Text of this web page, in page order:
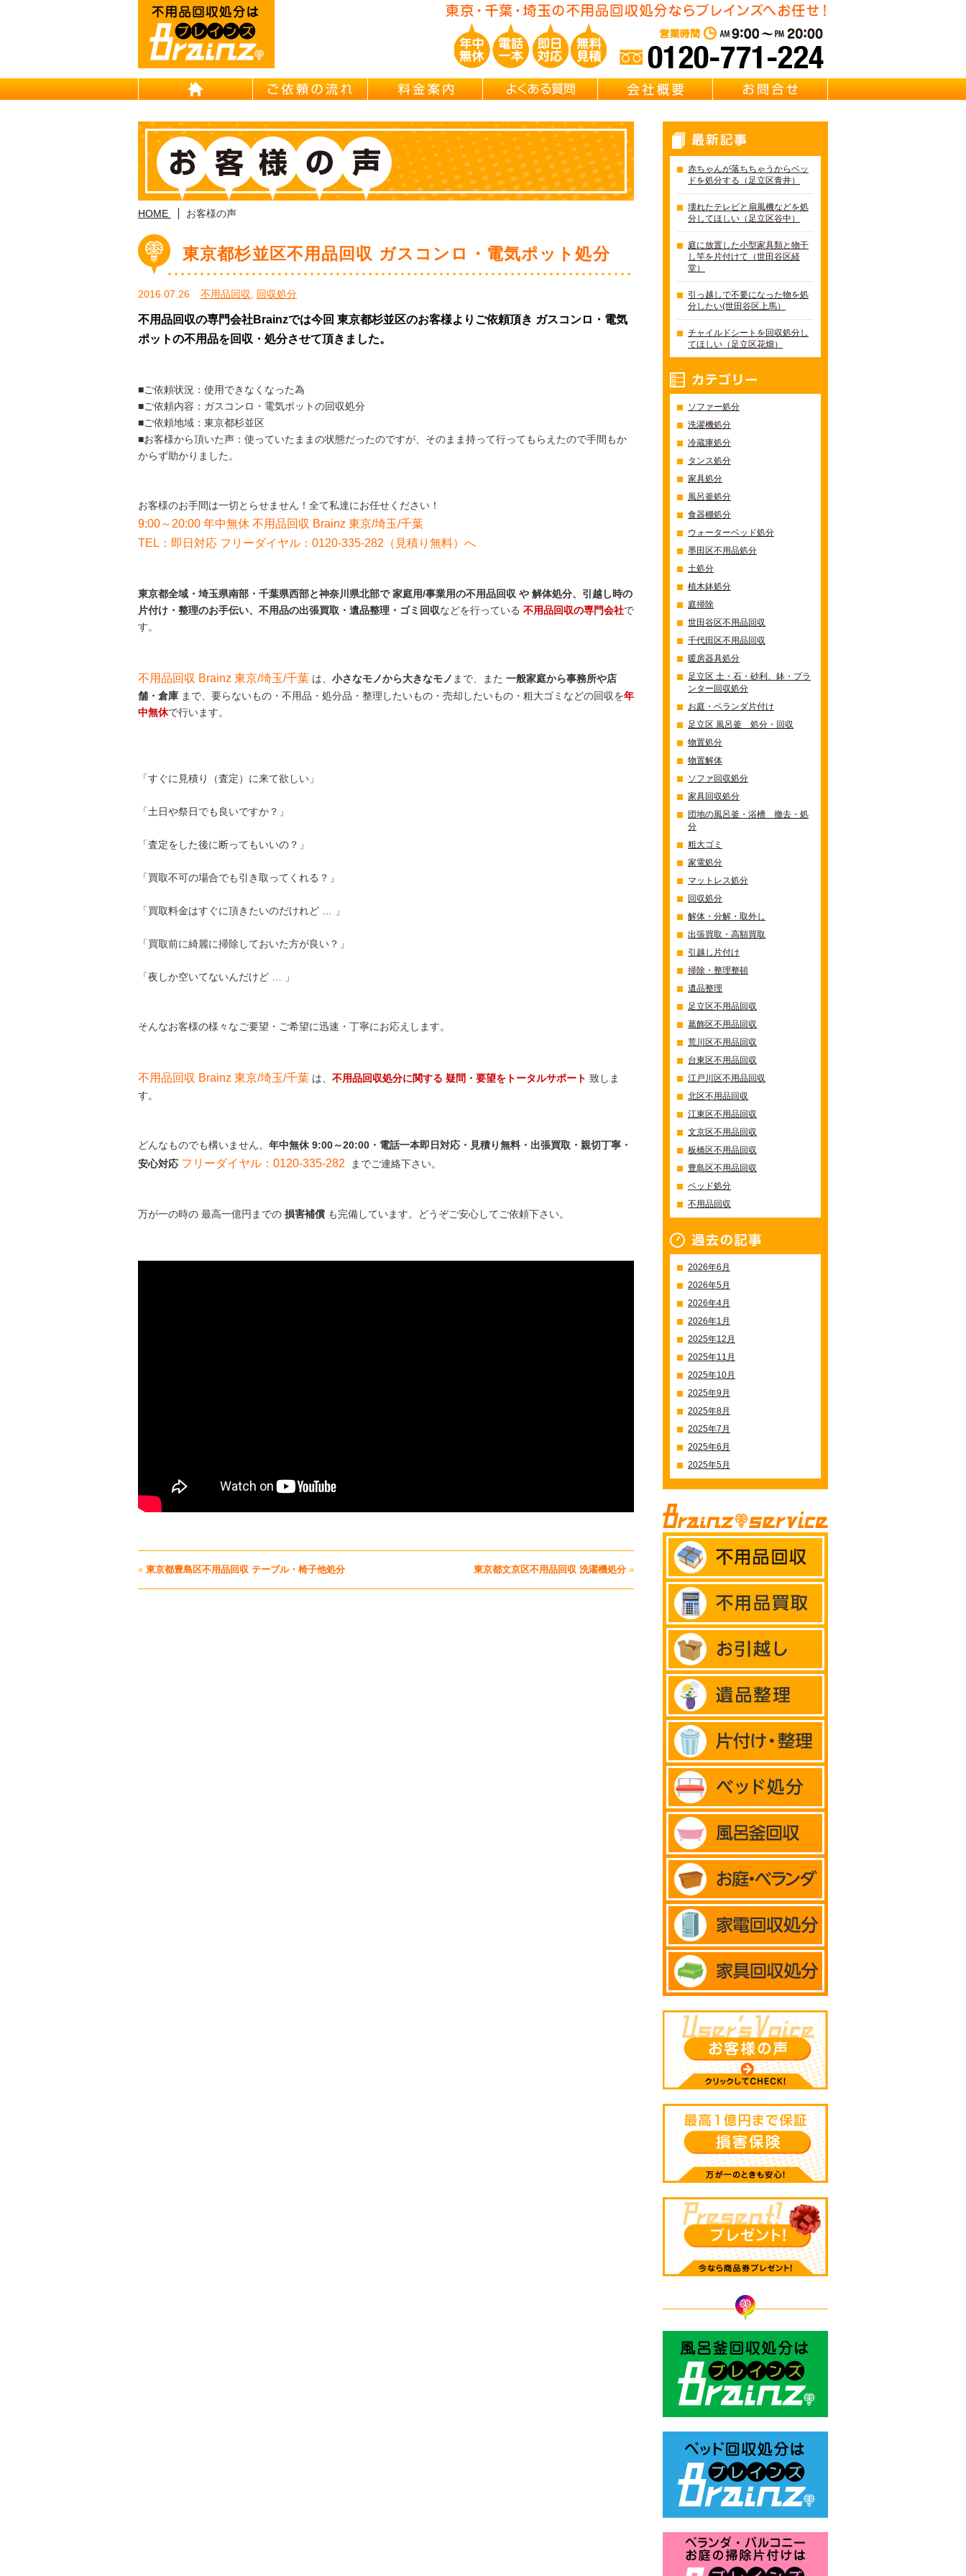
HOME ご依頼の流れ 料金案内 よくある質問 会社概要
HOME お客様の声
東京都杉並区不用品回収 ガスコンロ・電気ポット処分
2016.07.26 不用品回収 回収処分
不用品回収の専門会社Brainzでは今回 東京都杉並区のお客様よりご依頼頂き ガスコンロ・電気
ポットの不用品を回収・処分させて頂きました。
■ご依頼状況：使用できなくなった為
■ご依頼内容：ガスコンロ・電気ポットの回収処分
■ご依頼地域：東京都杉並区
■お客様から頂いた声：使っていたままの状態だったのですが、そのまま持って行ってもらえたので手間もか
からず助かりました。
お客様のお手間は一切とらせません！全て私達にお任せください！
9:00～20:00 年中無休 不用品回収 Brainz 東京/埼玉/千葉
TEL：即日対応 フリーダイヤル：0120-335-282（見積り無料） へ
東京都全域・埼玉県南部・千葉県西部と神奈川県北部で 家庭用/事業用の不用品回収 や 解体処分、引越し時の
片付け・整理のお手伝い、不用品の出張買取・遺品整理・ゴミ回収などを行っている 不用品回収の専門会社で
す。
不用品回収 Brainz 東京/埼玉/千葉 は、 小さなモノから大きなモノ まで、また 一般家庭から事務所や店
舗・倉庫 まで、要らないもの・不用品・処分品・整理したいもの・売却したいもの・粗大ゴミなどの回収を年
中無休で行います。
「すぐに見積り（査定）に来て欲しい」
「土日や祭日でも良いですか？」
「査定をした後に断ってもいいの？」
「買取不可の場合でも引き取ってくれる？」
「買取料金はすぐに頂きたいのだけれど … 」
「買取前に綺麗に掃除しておいた方が良い？」
「夜しか空いてないんだけど … 」
そんなお客様の様々なご要望・ご希望に迅速・丁寧にお応えします。
不用品回収 Brainz 東京/埼玉/千葉 は、 不用品回収処分に関する 疑問・要望をトータルサポート 致しま
す。
どんなものでも構いません。 年中無休 9:00～20:00・電話一本即日対応・見積り無料・出張買取・親切丁寧・
安心対応 フリーダイヤル：0120-335-282 までご連絡下さい。
万が一の時の 最高一億円までの 損害補償 も完備しています。どうぞご安心してご依頼下さい。
« 東京都豊島区不用品回収 テーブル・椅子他処分 東京都文京区不用品回収 洗濯機処分»
赤ちゃんが落ちちゃうからベッ
ドを処分する（足立区青井）
壊れたテレビと扇風機などを処
分してほしい（足立区谷中）
庭に放置した小型家具類と物干
し竿を片付けて（世田谷区経
堂）
引っ越しで不要になった物を処
分したい(世田谷区上馬）
チャイルドシートを回収処分し
てほしい（足立区花畑）
ソファー処分
洗濯機処分
冷蔵庫処分
タンス処分
家具処分
風呂釜処分
食器棚処分
ウォーターベッド処分
墨田区不用品処分
土処分
植木鉢処分
庭掃除
世田谷区不用品回収
千代田区不用品回収
暖房器具処分
足立区 土・石・砂利、鉢・プラ
ンター回収処分
お庭・ベランダ片付け
足立区 風呂釜 処分・回収
物置処分
物置解体
ソファ回収処分
家具回収処分
団地の風呂釜・浴槽 撤去・処
分
粗大ゴミ
家電処分
マットレス処分
回収処分
解体・分解・取外し
出張買取・高額買取
引越し片付け
掃除・整理整頓
遺品整理
足立区不用品回収
葛飾区不用品回収
荒川区不用品回収
台東区不用品回収
江戸川区不用品回収
北区不用品回収
江東区不用品回収
文京区不用品回収
板橋区不用品回収
豊島区不用品回収
ベッド処分
不用品回収
2026年6月
2026年5月
2026年4月
2026年1月
2025年12月
2025年11月
2025年10月
2025年9月
2025年8月
2025年7月
2025年6月
2025年5月